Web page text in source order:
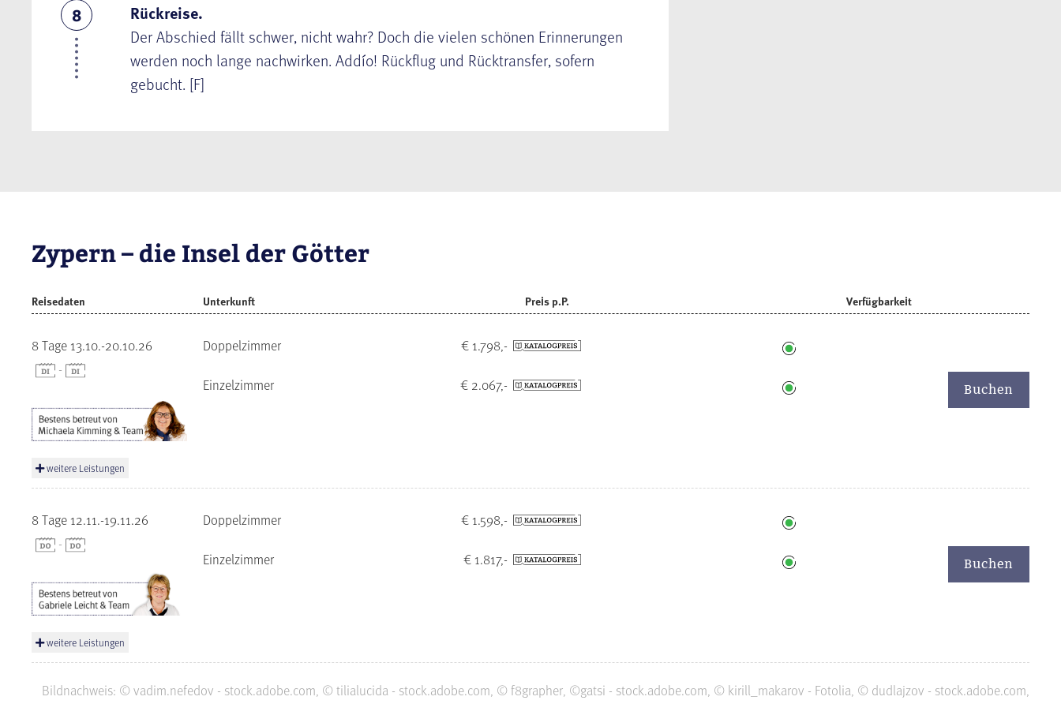
8
Rückreise.
Der Abschied fällt schwer, nicht wahr? Doch die vielen schönen Erinnerungen
werden noch lange nachwirken. Addío! Rückflug und Rücktransfer, sofern
gebucht. [F]
Zypern – die Insel der Götter
Reisedaten Unterkunft Preis p.P. Verfügbarkeit
8 Tage 13.10.-20.10.26
-
Doppelzimmer
€ 1.798,-
Einzelzimmer
€ 2.067,- Buchen
weitere Leistungen
8 Tage 12.11.-19.11.26
-
Doppelzimmer
€ 1.598,-
Einzelzimmer
€ 1.817,- Buchen
weitere Leistungen
Bildnachweis: © vadim.nefedov - stock.adobe.com, © tilialucida - stock.adobe.com, © f8grapher, ©gatsi - stock.adobe.com, © kirill_makarov - Fotolia, © dudlajzov - stock.adobe.com,